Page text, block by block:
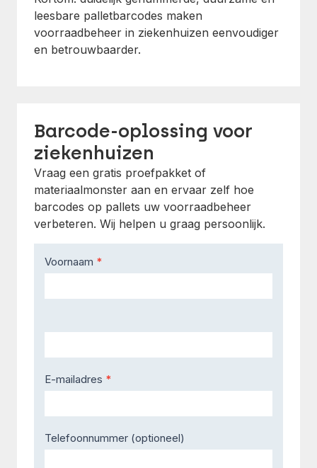
leesbare palletbarcodes maken
voorraadbeheer in ziekenhuizen eenvoudiger
en betrouwbaarder.
Barcode-oplossing voor
ziekenhuizen
Vraag een gratis proefpakket of
materiaalmonster aan en ervaar zelf hoe
barcodes op pallets uw voorraadbeheer
verbeteren. Wij helpen u graag persoonlijk.
Contact
Us
Voornaam *
E-mailadres *
Telefoonnummer (optioneel)